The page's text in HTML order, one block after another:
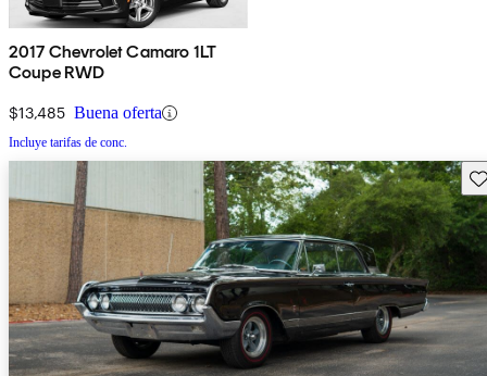
2017 Chevrolet Camaro 1LT
Coupe RWD
$13,485 Buena oferta
Incluye tarifas de conc.